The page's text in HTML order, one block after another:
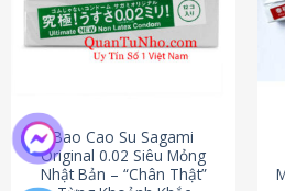
Bao Cao Su Sagami
Original 0.02 Siêu Mỏng
Nhật Bản – “Chân Thật”